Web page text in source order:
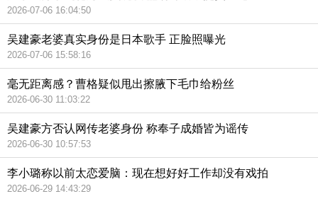
2026-07-06 16:04:50
吴建豪老婆真实身份是日本歌手 正脸照曝光
2026-07-06 15:58:16
毫无距离感？曹格疑似甩出擦腋下毛巾给粉丝
2026-06-30 11:03:22
吴建豪方否认网传老婆身份 称奉子成婚皆为谣传
2026-06-30 10:57:53
李小璐称以前太恋爱脑：现在想好好工作却没有戏拍
2026-06-29 14:43:29